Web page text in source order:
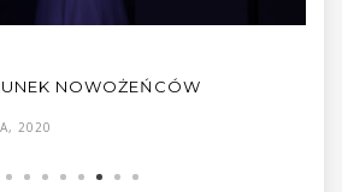
SŁODKI STÓŁ WESELNY LATEM-